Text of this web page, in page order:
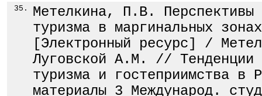
35.
Метелкина, П.В. Перспективы
туризма в маргинальных
[Электронный ресурс] /
Луговской А.М. // Тенденции
туризма и гостеприимства в
материалы 3 Международ.